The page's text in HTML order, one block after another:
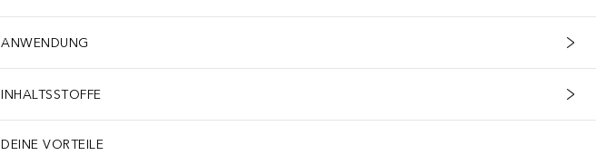
ANWENDUNG
INHALTSSTOFFE
DEINE VORTEILE